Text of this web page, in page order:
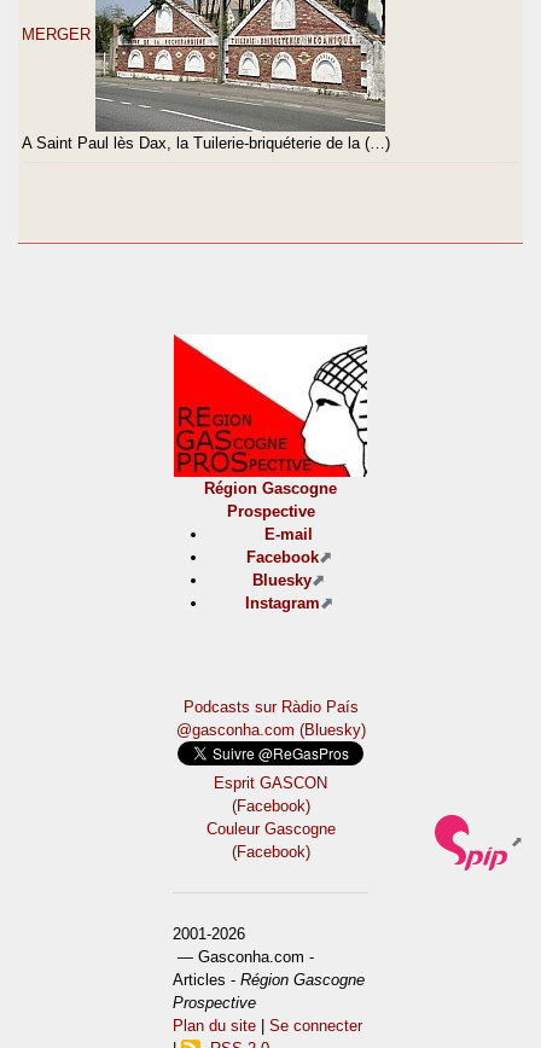
MERGER
A Saint Paul lès Dax, la Tuilerie-briquéterie de la (…)
Région Gascogne
Prospective
E-mail
Facebook
Bluesky
Instagram
Podcasts sur Ràdio País
@gasconha.com (Bluesky)
Esprit GASCON
(Facebook)
Couleur Gascogne
(Facebook)
2001-2026
— Gasconha.com -
Articles -Région Gascogne
Prospective
Plan du site |Se connecter